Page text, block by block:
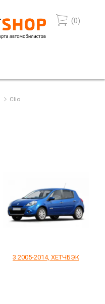
(0)
Clio
3 2005-2014, ХЕТЧБЭК